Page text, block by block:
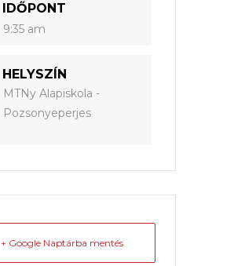
IDŐPONT
9:35 am
HELYSZÍN
MTNy Alapiskola -
Pozsonyeperjes
+ Google Naptárba mentés